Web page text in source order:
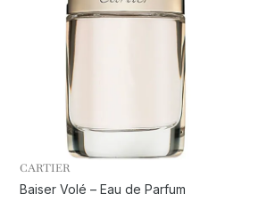
CARTIER
Baiser Volé – Eau de Parfum